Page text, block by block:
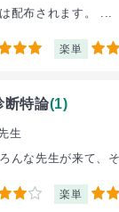
配布されます。 ...
楽単 5
断特論(1)
生
んな先生が来て、
楽単 5